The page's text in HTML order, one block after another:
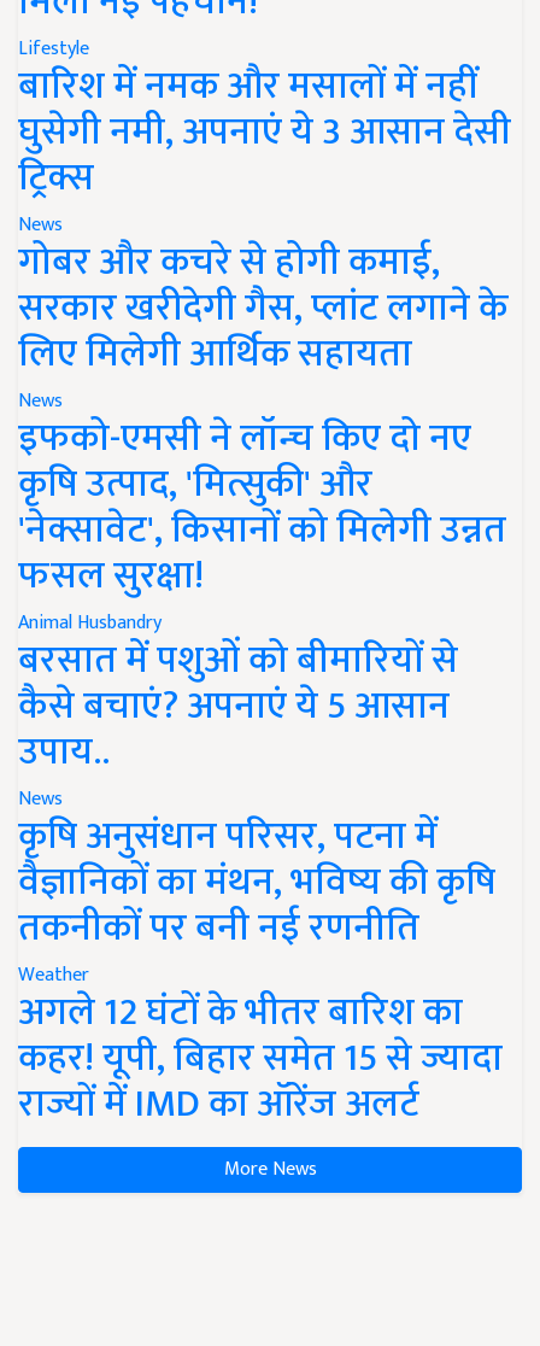
Lifestyle
बारिश में नमक और मसालों में नहीं
घुसेगी नमी, अपनाएं ये 3 आसान देसी
ट्रिक्स
News
गोबर और कचरे से होगी कमाई,
सरकार खरीदेगी गैस, प्लांट लगाने के
लिए मिलेगी आर्थिक सहायता
News
इफको-एमसी ने लॉन्च किए दो नए
कृषि उत्पाद, 'मित्सुकी' और
'नेक्सावेट', किसानों को मिलेगी उन्नत
फसल सुरक्षा!
Animal Husbandry
बरसात में पशुओं को बीमारियों से
कैसे बचाएं? अपनाएं ये 5 आसान
उपाय..
News
कृषि अनुसंधान परिसर, पटना में
वैज्ञानिकों का मंथन, भविष्य की कृषि
तकनीकों पर बनी नई रणनीति
Weather
अगले 12 घंटों के भीतर बारिश का
कहर! यूपी, बिहार समेत 15 से ज्यादा
राज्यों में IMD का ऑरेंज अलर्ट
More News